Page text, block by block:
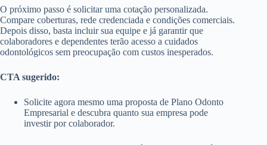
O próximo passo é solicitar uma cotação personalizada.
Compare coberturas, rede credenciada e condições comerciais.
Depois disso, basta incluir sua equipe e já garantir que
colaboradores e dependentes terão acesso a cuidados
odontológicos sem preocupação com custos inesperados.
CTA sugerido:
Solicite agora mesmo uma proposta de Plano Odonto
Empresarial e descubra quanto sua empresa pode
investir por colaborador.